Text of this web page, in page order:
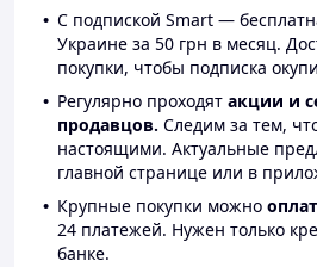
С подпиской Smart —
Украине за 50 грн в месяц.
покупки, чтобы подписка
Регулярно проходят акции и
продавцов. Следим за тем,
настоящими. Актуальные
главной странице или в
Крупные покупки можно
24 платежей. Нужен только
банке.